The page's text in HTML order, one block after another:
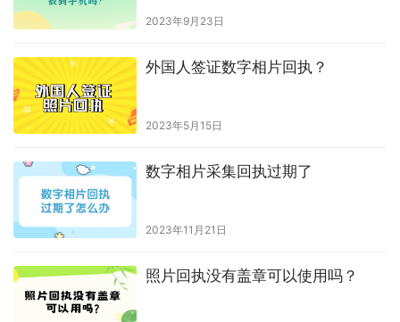
2023年9月23日
外国人签证数字相片回执？
2023年5月15日
数字相片采集回执过期了
2023年11月21日
照片回执没有盖章可以使用吗？